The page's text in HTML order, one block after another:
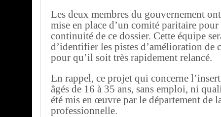
Les deux membres du gouvernement
mise en place d’un comité paritaire pour
continuité de ce dossier. Cette équipe
d’identifier les pistes d’amélioration de
pour qu’il soit très rapidement relancé.
En rappel, ce projet qui concerne
âgés de 16 à 35 ans, sans emploi, ni
été mis en œuvre par le département de
professionnelle.